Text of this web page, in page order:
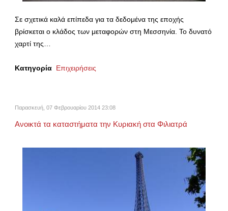
Σε σχετικά καλά επίπεδα για τα δεδομένα της εποχής
βρίσκεται ο κλάδος των μεταφορών στη Μεσσηνία. Το δυνατό
χαρτί της…
Κατηγορία Επιχειρήσεις
Παρασκευή, 07 Φεβρουαρίου 2014 23:08
Ανοικτά τα καταστήματα την Κυριακή στα Φιλιατρά